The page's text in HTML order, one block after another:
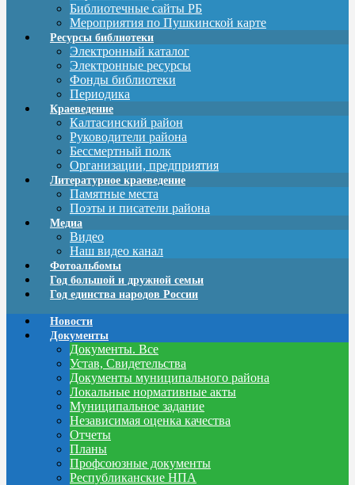
Библиотечные сайты РБ
Мероприятия по Пушкинской карте
Ресурсы библиотеки
Электронный каталог
Электронные ресурсы
Фонды библиотеки
Периодика
Краеведение
Калтасинский район
Руководители района
Бессмертный полк
Организации, предприятия
Литературное краеведение
Памятные места
Поэты и писатели района
Медиа
Видео
Наш видео канал
Фотоальбомы
Год большой и дружной семьи
Год единства народов России
Новости
Документы
Документы. Все
Устав, Свидетельства
Документы муниципального района
Локальные нормативные акты
Муниципальное задание
Независимая оценка качества
Отчеты
Планы
Профсоюзные документы
Республиканские НПА